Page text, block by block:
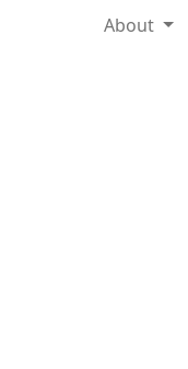
About